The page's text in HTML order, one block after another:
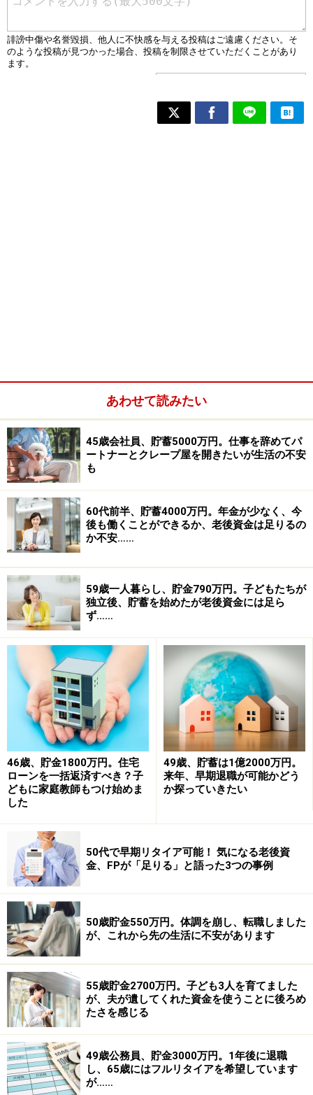
あわせて読みたい
45歳会社員、貯蓄5000万円。仕事を辞めてパ
ートナーとクレープ屋を開きたいが生活の不安
も
60代前半、貯蓄4000万円。年金が少なく、今
後も働くことができるか、老後資金は足りるの
か不安……
59歳一人暮らし、貯金790万円。子どもたちが
独立後、貯蓄を始めたが老後資金には足ら
ず……
46歳、貯金1800万円。住宅
ローンを一括返済すべき？子
どもに家庭教師もつけ始めま
した
49歳、貯蓄は1億2000万円。
来年、早期退職が可能かどう
か探っていきたい
50代で早期リタイア可能！ 気になる老後資
金、FPが「足りる」と語った3つの事例
50歳貯金550万円。体調を崩し、転職しました
が、これから先の生活に不安があります
55歳貯金2700万円。子ども3人を育てました
が、夫が遺してくれた資金を使うことに後ろめ
たさを感じる
49歳公務員、貯金3000万円。1年後に退職
し、65歳にはフルリタイアを希望しています
が……